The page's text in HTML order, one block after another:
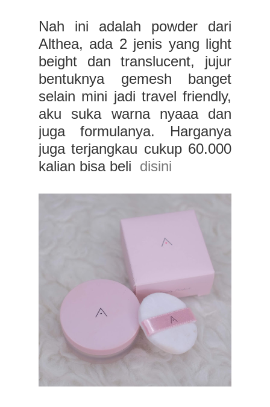
Nah ini adalah powder dari
Althea, ada 2 jenis yang light
beight dan translucent, jujur
bentuknya gemesh banget
selain mini jadi travel friendly,
aku suka warna nyaaa dan
juga formulanya. Harganya
juga terjangkau cukup 60.000
kalian bisa beli disini